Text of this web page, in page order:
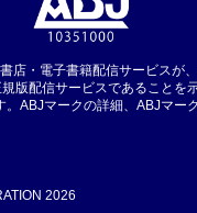
店・電子書籍配信サービスが
版配信サービスであることを
ABJマークの詳細、ABJマー
2026